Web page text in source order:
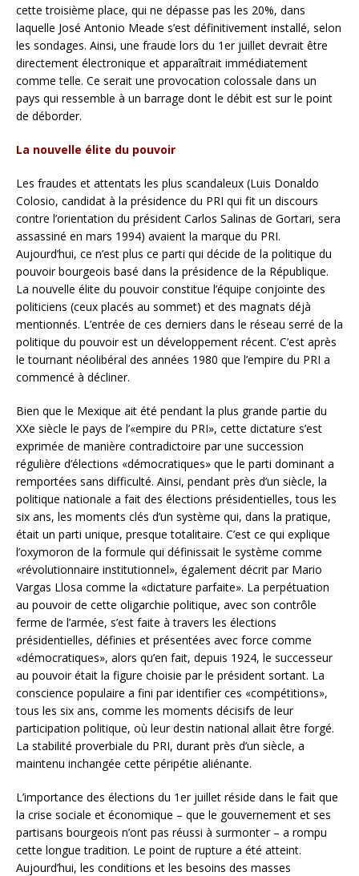
cette troisième place, qui ne dépasse pas les 20%, dans
laquelle José Antonio Meade s’est définitivement installé, selon
les sondages. Ainsi, une fraude lors du 1er juillet devrait être
directement électronique et apparaîtrait immédiatement
comme telle. Ce serait une provocation colossale dans un
pays qui ressemble à un barrage dont le débit est sur le point
de déborder.
La nouvelle élite du pouvoir
Les fraudes et attentats les plus scandaleux (Luis Donaldo
Colosio, candidat à la présidence du PRI qui fit un discours
contre l’orientation du président Carlos Salinas de Gortari, sera
assassiné en mars 1994) avaient la marque du PRI.
Aujourd’hui, ce n’est plus ce parti qui décide de la politique du
pouvoir bourgeois basé dans la présidence de la République.
La nouvelle élite du pouvoir constitue l’équipe conjointe des
politiciens (ceux placés au sommet) et des magnats déjà
mentionnés. L’entrée de ces derniers dans le réseau serré de la
politique du pouvoir est un développement récent. C’est après
le tournant néolibéral des années 1980 que l’empire du PRI a
commencé à décliner.
Bien que le Mexique ait été pendant la plus grande partie du
XXe siècle le pays de l’«empire du PRI», cette dictature s’est
exprimée de manière contradictoire par une succession
régulière d’élections «démocratiques» que le parti dominant a
remportées sans difficulté. Ainsi, pendant près d’un siècle, la
politique nationale a fait des élections présidentielles, tous les
six ans, les moments clés d’un système qui, dans la pratique,
était un parti unique, presque totalitaire. C’est ce qui explique
l’oxymoron de la formule qui définissait le système comme
«révolutionnaire institutionnel», également décrit par Mario
Vargas Llosa comme la «dictature parfaite». La perpétuation
au pouvoir de cette oligarchie politique, avec son contrôle
ferme de l’armée, s’est faite à travers les élections
présidentielles, définies et présentées avec force comme
«démocratiques», alors qu’en fait, depuis 1924, le successeur
au pouvoir était la figure choisie par le président sortant. La
conscience populaire a fini par identifier ces «compétitions»,
tous les six ans, comme les moments décisifs de leur
participation politique, où leur destin national allait être forgé.
La stabilité proverbiale du PRI, durant près d’un siècle, a
maintenu inchangée cette péripétie aliénante.
L’importance des élections du 1er juillet réside dans le fait que
la crise sociale et économique – que le gouvernement et ses
partisans bourgeois n’ont pas réussi à surmonter – a rompu
cette longue tradition. Le point de rupture a été atteint.
Aujourd’hui, les conditions et les besoins des masses